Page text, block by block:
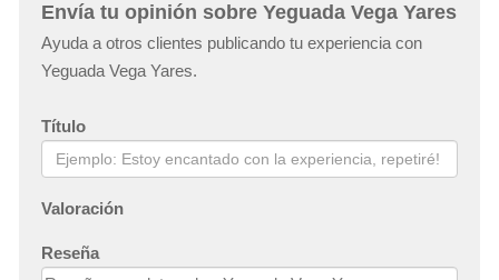
Envía tu opinión sobre Yeguada Vega Yares
Ayuda a otros clientes publicando tu experiencia con
Yeguada Vega Yares.
Título
Valoración
Reseña